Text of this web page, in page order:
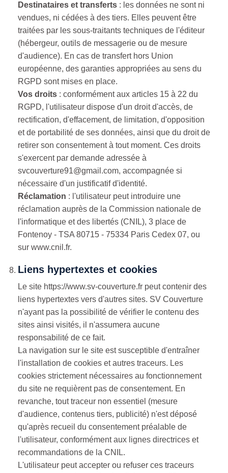
Destinataires et transferts : les données ne sont ni
vendues, ni cédées à des tiers. Elles peuvent être
traitées par les sous-traitants techniques de l'éditeur
(hébergeur, outils de messagerie ou de mesure
d'audience). En cas de transfert hors Union
européenne, des garanties appropriées au sens du
RGPD sont mises en place.
Vos droits : conformément aux articles 15 à 22 du
RGPD, l'utilisateur dispose d'un droit d'accès, de
rectification, d'effacement, de limitation, d'opposition
et de portabilité de ses données, ainsi que du droit de
retirer son consentement à tout moment. Ces droits
s'exercent par demande adressée à
svcouverture91@gmail.com, accompagnée si
nécessaire d'un justificatif d'identité.
Réclamation : l'utilisateur peut introduire une
réclamation auprès de la Commission nationale de
l'informatique et des libertés (CNIL), 3 place de
Fontenoy - TSA 80715 - 75334 Paris Cedex 07, ou
sur www.cnil.fr.
Liens hypertextes et cookies
Le site https://www.sv-couverture.fr peut contenir des
liens hypertextes vers d'autres sites. SV Couverture
n'ayant pas la possibilité de vérifier le contenu des
sites ainsi visités, il n'assumera aucune
responsabilité de ce fait.
La navigation sur le site est susceptible d'entraîner
l'installation de cookies et autres traceurs. Les
cookies strictement nécessaires au fonctionnement
du site ne requièrent pas de consentement. En
revanche, tout traceur non essentiel (mesure
d'audience, contenus tiers, publicité) n'est déposé
qu'après recueil du consentement préalable de
l'utilisateur, conformément aux lignes directrices et
recommandations de la CNIL.
L'utilisateur peut accepter ou refuser ces traceurs